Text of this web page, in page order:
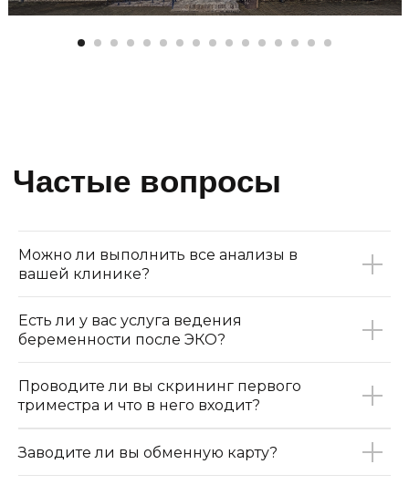
Можно ли выполнить все анализы в
вашей клинике?
Есть ли у вас услуга ведения
беременности после ЭКО?
Проводите ли вы скрининг первого
триместра и что в него входит?
Заводите ли вы обменную карту?
Главная
Услуги
Специалисты
Календарь
беременности
8 (861) 200 16 11
О клинике